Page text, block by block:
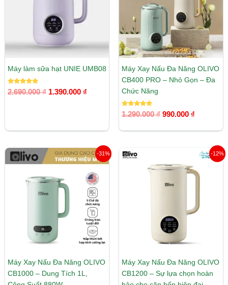
Máy làm sữa hạt UNIE UMB08
Được xếp
hạng
2.690.000₫ 1.390.000 ₫
Máy Xay Nấu Đa Năng OLIVO
CB400 PRO – Nhỏ Gọn – Đa
Chức Năng
Được xếp
hạng
1.290.000₫ 990.000 ₫
-31%
Máy Xay Nấu Đa Năng OLIVO
CB1000 – Dung Tích 1L,
Giá
gốc
2.890.000 ₫.
Giá
hiện
tại
là:
1.990.000 ₫.
-12%
Máy Xay Nấu Đa Năng OLIVO
CB1200 – Sự lựa chọn hoàn
là:
2.500.000 ₫.
Giá
hiện